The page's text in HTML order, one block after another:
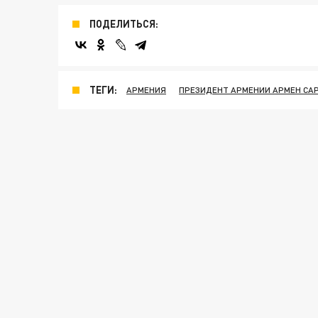
ПОДЕЛИТЬСЯ:
ТЕГИ: АРМЕНИЯ ПРЕЗИДЕНТ АРМЕНИИ АРМЕН